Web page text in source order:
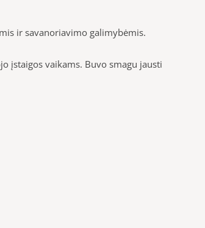
ir savanoriavimo galimybėmis.
įstaigos vaikams. Buvo smagu jausti